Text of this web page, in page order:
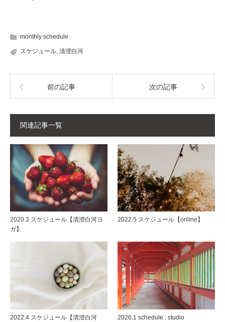
monthly schedule
スケジュール 清澄白河
前の記事 次の記事
関連記事一覧
2020.3 スケジュール【清澄白河ヨ
ガ】
2022.5 スケジュール【online】
2022.4 スケジュール【清澄白河
2026.1 schedule : studio